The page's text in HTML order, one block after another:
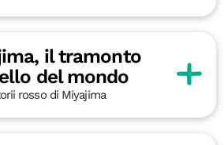
il tramonto
del mondo
rosso di Miyajima